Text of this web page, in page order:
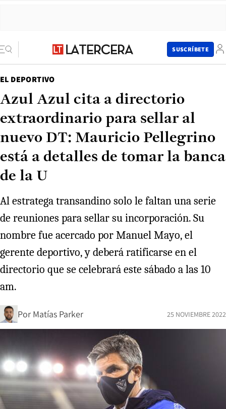
SUSCRÍBETE
EL DEPORTIVO
Azul Azul cita a directorio
extraordinario para sellar al
nuevo DT: Mauricio Pellegrino
está a detalles de tomar la banca
de la U
Al estratega transandino solo le faltan una serie
de reuniones para sellar su incorporación. Su
nombre fue acercado por Manuel Mayo, el
gerente deportivo, y deberá ratificarse en el
directorio que se celebrará este sábado a las 10
am.
Por Matías Parker 25 NOVIEMBRE 2022